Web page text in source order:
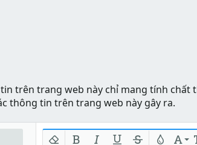
trên trang web này chỉ mang tính
thông tin trên trang web này gây ra.